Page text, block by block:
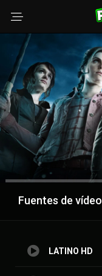
Anuncio
Fuentes de vídeo
LATINO HD